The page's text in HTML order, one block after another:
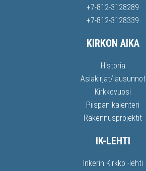
+7-812-3128289
+7-812-3128339
KIRKON AIKA
Historia
Asiakirjat/lausunnot
Kirkkovuosi
Piispan kalenteri
Rakennusprojektit
IK-LEHTI
Inkerin Kirkko -lehti